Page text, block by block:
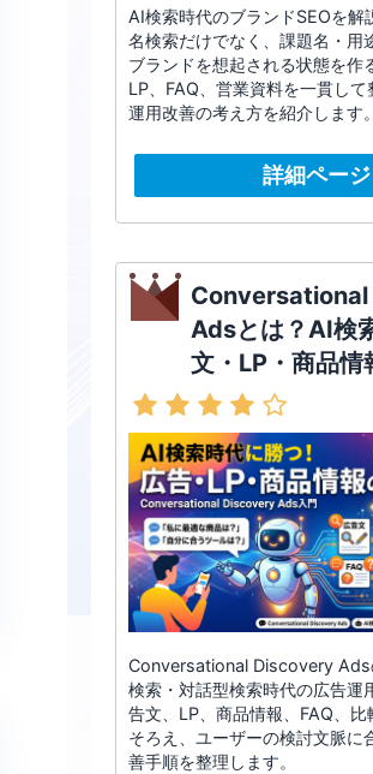
AI検索時代のブランドSEOを解
名検索だけでなく、課題名・用
ブランドを想起される状態を作
LP、FAQ、営業資料を一貫して
運用改善の考え方を紹介します。
詳細ページ
Adsとは？AI検
文・LP・商品情
Conversational Discovery Ads
検索・対話型検索時代の広告運
告文、LP、商品情報、FAQ、
そろえ、ユーザーの検討文脈に
善手順を整理します。